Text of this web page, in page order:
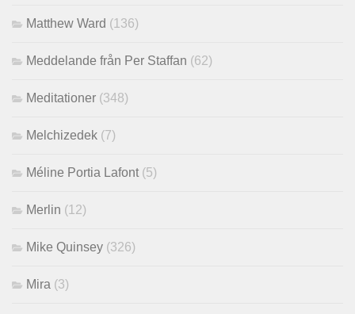
Matthew Ward (136)
Meddelande från Per Staffan (62)
Meditationer (348)
Melchizedek (7)
Méline Portia Lafont (5)
Merlin (12)
Mike Quinsey (326)
Mira (3)